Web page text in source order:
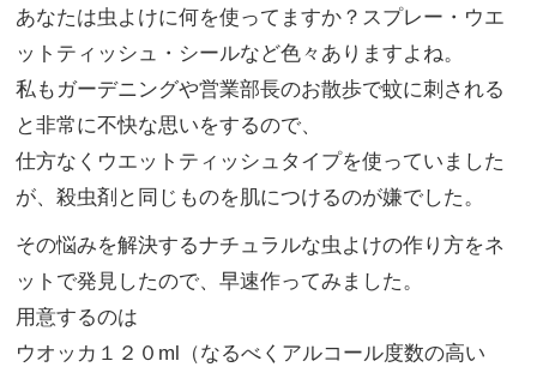
あなたは虫よけに何を使ってますか？スプレー・ウエ
ットティッシュ・シールなど色々ありますよね。
私もガーデニングや営業部長のお散歩で蚊に刺される
と非常に不快な思いをするので、
仕方なくウエットティッシュタイプを使っていました
が、殺虫剤と同じものを肌につけるのが嫌でした。
その悩みを解決するナチュラルな虫よけの作り方をネ
ットで発見したので、早速作ってみました。
用意するのは
ウオッカ１２０ml（なるべくアルコール度数の高い